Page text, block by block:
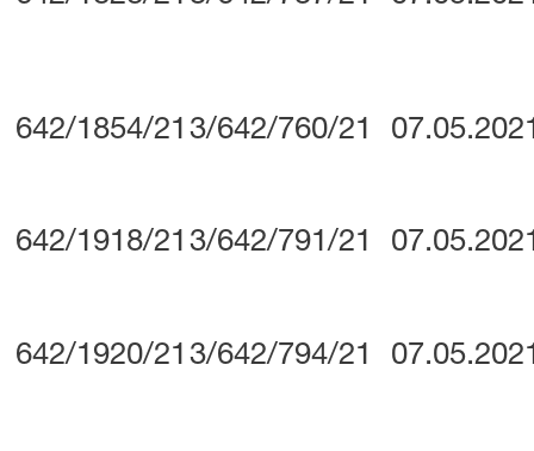
642/1854/21 3/642/760/21
642/1918/21 3/642/791/21
642/1920/21 3/642/794/21